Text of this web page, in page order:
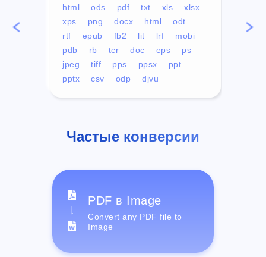
html ods pdf txt xls
xlsx
xps
png docx html
odt
rtf
epub fb2 lit lrf
mobi
pdb
rb tcr doc eps
ps
jpeg
tiff pps ppsx
ppt
pptx
csv odp djvu
mp4
Частые конверсии
PDF в Image
Convert any PDF file to
Image